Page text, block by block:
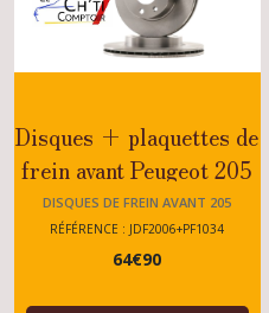
Disques + plaquettes de
frein avant Peugeot 205
Dturbo
DISQUES DE FREIN AVANT 205
RÉFÉRENCE : JDF2006+PF1034
64€90